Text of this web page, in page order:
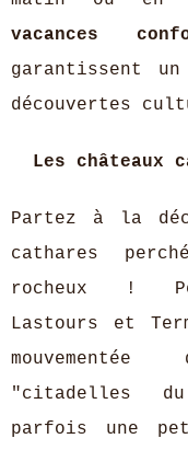
vacances
garantissent
découvertes
Les châteaux
Partez à la
cathares
rocheux !
Lastours et
"citadelles
parfois une